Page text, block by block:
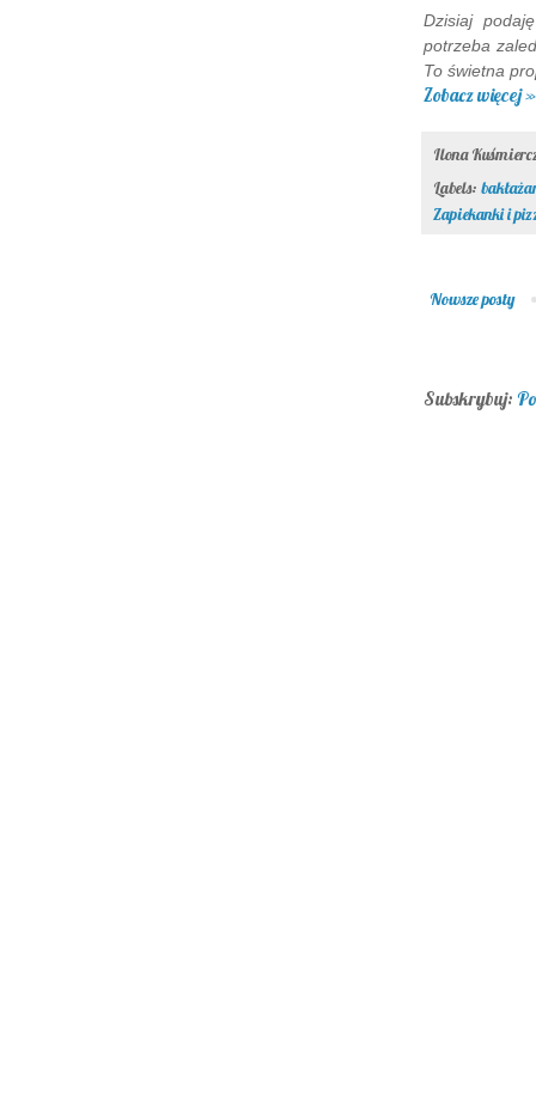
Dzisiaj
potrzeba
To świetna
Zobacz więcej »
Ilona
Labels:
Zapiekanki i
Nowsze posty
Subskrybuj: